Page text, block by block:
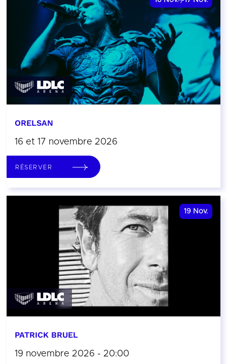
ORELSAN
16 et 17 novembre 2026
RÉSERVER
19 Nov.
PATRICK BRUEL
19 novembre 2026 - 20:00